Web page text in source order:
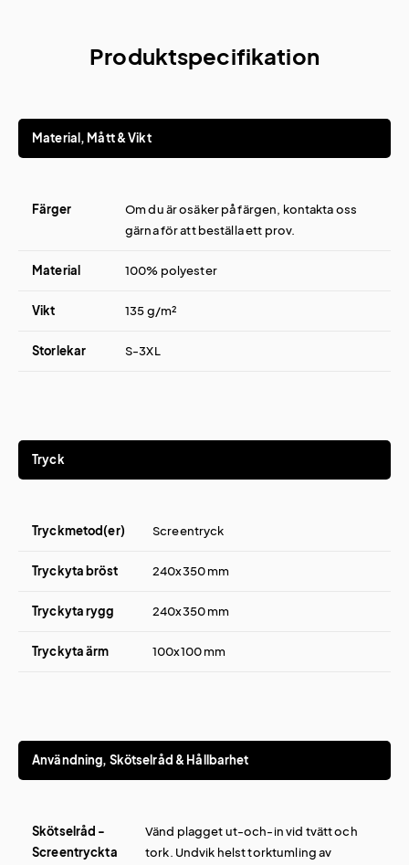
Produktspecifikation
Material, Mått & Vikt
Färger
Om du är osäker på färgen, kontakta oss
gärna för att beställa ett prov.
Material 100% polyester
Vikt 135 g/m²
Storlekar S-3XL
Tryck
Tryckmetod(er) Screentryck
Tryckyta bröst 240x350 mm
Tryckyta rygg 240x350 mm
Tryckyta ärm 100x100 mm
Användning, Skötselråd & Hållbarhet
Skötselråd -
Screentryckta
Vänd plagget ut-och-in vid tvätt och
tork. Undvik helst torktumling av